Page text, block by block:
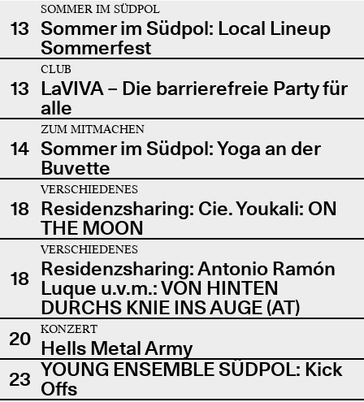
13
SOMMER IM SÜDPOL
Sommer im Südpol: Local Lineup
Sommerfest
13
CLUB
LaVIVA – Die barrierefreie Party für
alle
14
ZUM MITMACHEN
Sommer im Südpol: Yoga an der
Buvette
18
VERSCHIEDENES
Residenzsharing: Cie. Youkali: ON
THE MOON
18
VERSCHIEDENES
Residenzsharing: Antonio Ramón
Luque u.v.m.: VON HINTEN
DURCHS KNIE INS AUGE (AT)
20
KONZERT
Hells Metal Army
23 YOUNG ENSEMBLE SÜDPOL: Kick
Offs